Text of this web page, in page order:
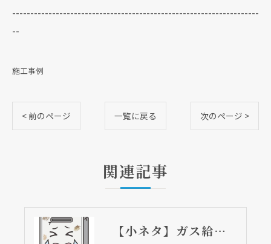
--------------------------------------------------------------------
--
施工事例
< 前のページ 一覧に戻る 次のページ >
関連記事
【小ネタ】ガス給湯器をお使いの方にお知らせです。